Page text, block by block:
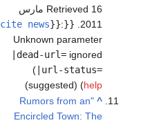
Retrieved 16 مارس
2011
{{
cite news}}:
Unknown parameter
|dead-url= ignored
( |url-status=
suggested) (help
)
^
"Rumors from an
Encircled Town: The